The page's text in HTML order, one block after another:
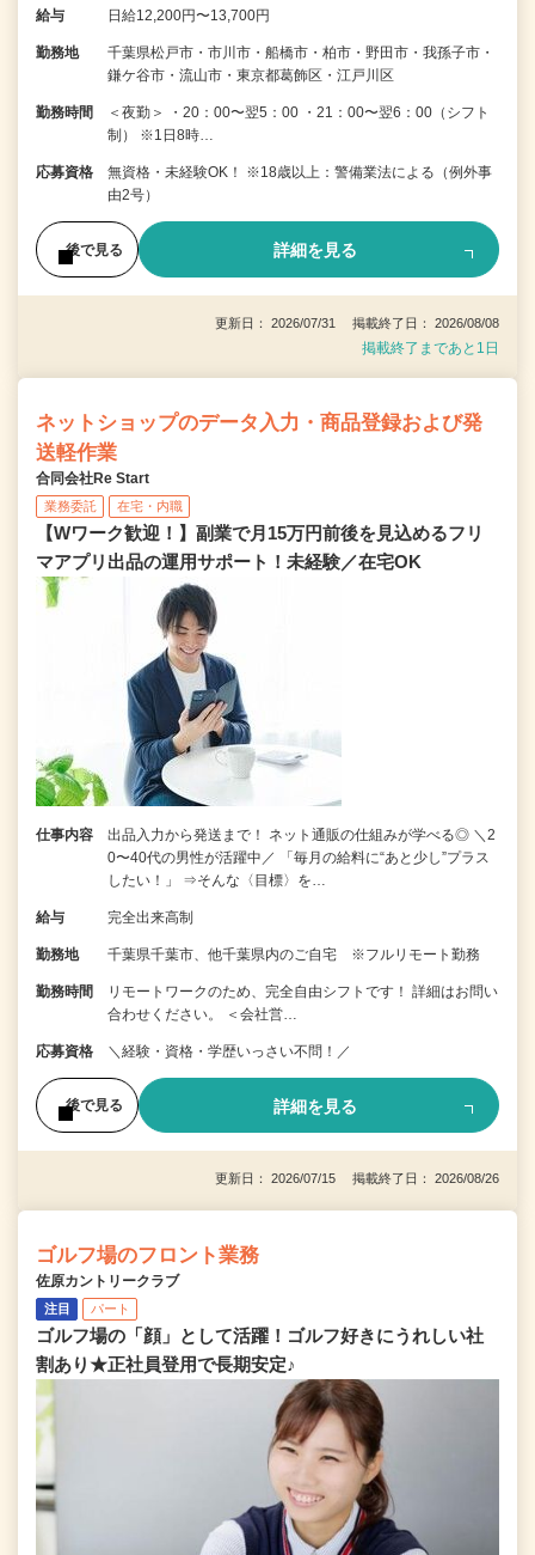
給与 日給12,200円〜13,700円
勤務地
千葉県松戸市・市川市・船橋市・柏市・野田市・我孫子市・
鎌ケ谷市・流山市・東京都葛飾区・江戸川区
勤務時間
＜夜勤＞ ・20：00〜翌5：00 ・21：00〜翌6：00（シフト
制） ※1日8時…
応募資格
無資格・未経験OK！ ※18歳以上：警備業法による（例外事
由2号）
後で見る 詳細を見る
更新日： 2026/07/31 掲載終了日： 2026/08/08
掲載終了まであと1日
ネットショップのデータ入力・商品登録および発
送軽作業
合同会社Re Start
業務委託 在宅・内職
【Wワーク歓迎！】副業で月15万円前後を見込めるフリ
マアプリ出品の運用サポート！未経験／在宅OK
仕事内容
出品入力から発送まで！ ネット通販の仕組みが学べる◎ ＼2
0〜40代の男性が活躍中／ 「毎月の給料に“あと少し”プラス
したい！」 ⇒そんな〈目標〉を…
給与 完全出来高制
勤務地 千葉県千葉市、他千葉県内のご自宅 ※フルリモート勤務
勤務時間
リモートワークのため、完全自由シフトです！ 詳細はお問い
合わせください。 ＜会社営…
応募資格 ＼経験・資格・学歴いっさい不問！／
後で見る 詳細を見る
更新日： 2026/07/15 掲載終了日： 2026/08/26
ゴルフ場のフロント業務
佐原カントリークラブ
注目 パート
ゴルフ場の「顔」として活躍！ゴルフ好きにうれしい社
割あり★正社員登用で長期安定♪